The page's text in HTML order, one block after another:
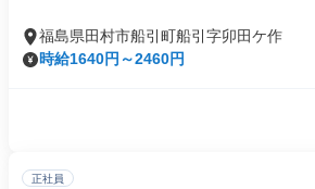
福島県田村市船引町船引字卯田ケ作
時給1640円～2460円
正社員